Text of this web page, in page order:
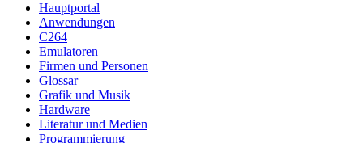
Hauptportal
Anwendungen
C264
Emulatoren
Firmen und Personen
Glossar
Grafik und Musik
Hardware
Literatur und Medien
Programmierung